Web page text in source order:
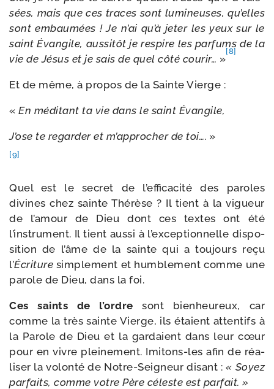
sées, mais que ces traces sont lumi­neuses, qu’elles
sont embau­mées ! Je n’ai qu’à jeter les yeux sur le
saint Évangile, aus­si­tôt je res­pire les par­fums de la
vie de Jésus et je sais de quel côté cou­rir… »
[8]
Et de même, à pro­pos de la Sainte Vierge :
« En médi­tant ta vie dans le saint Évangile,
J’ose te regar­der et m’approcher de toi…. »
[9]
Quel est le secret de l’efficacité des paroles
divines chez sainte Thérèse ? Il tient à la vigueur
de l’amour de Dieu dont ces textes ont été
l’instrument. Il tient aus­si à l’exceptionnelle dis­po­
si­tion de l’âme de la sainte qui a tou­jours reçu
l’Écriture sim­ple­ment et hum­ble­ment comme une
parole de Dieu, dans la foi.
Ces saints de l’ordre sont bien­heu­reux, car
comme la très sainte Vierge, ils étaient atten­tifs à
la Parole de Dieu et la gar­daient dans leur cœur
pour en vivre plei­ne­ment. Imitons-​les afin de réa­
li­ser la volon­té de Notre-​Seigneur disant :« Soyez
par­faits, comme votre Père céleste est parfait. »